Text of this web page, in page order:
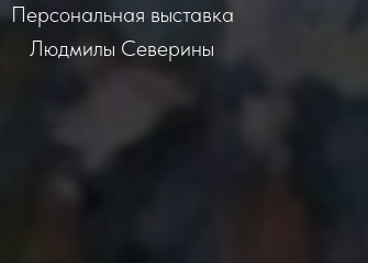
Персональная выставка
Людмилы Северины